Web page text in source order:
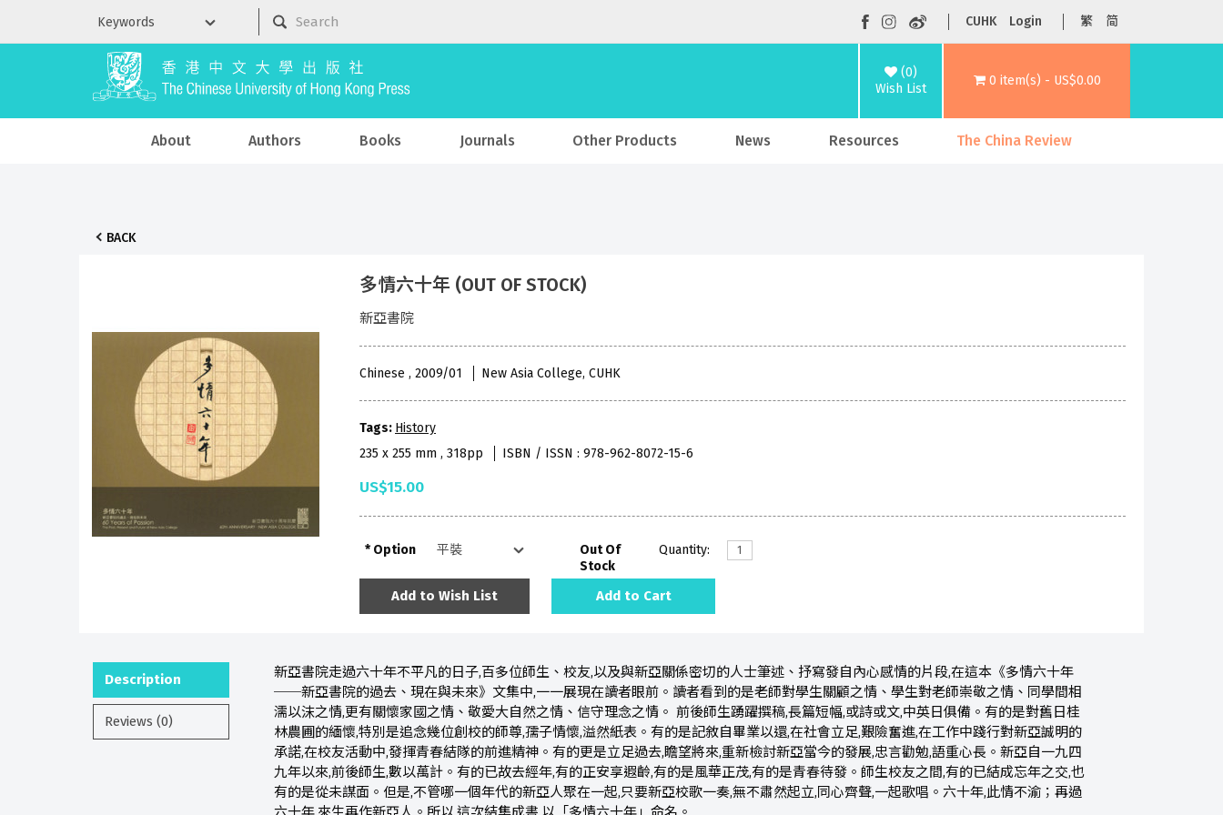
CUHK Login 繁 简
(0)
Wish List
0 item(s) - US$0.00
About Authors Books Journals Other Products News Resources The China Review
BACK
多情六十年 (OUT OF STOCK)
新亞書院
Chinese , 2009/01 New Asia College, CUHK
Tags: History
235 x 255 mm , 318pp
ISBN / ISSN : 978-962-8072-15-6
US$15.00
Option
Out Of
Stock
Quantity:
Add to Wish List Add to Cart
Description
Reviews (0)
新亞書院走過六十年不平凡的日子,百多位師生、校友,以及與新亞關係密切的人士筆述、抒寫發自內心感情的片段,在這本《多情六十年
──新亞書院的過去、現在與未來》文集中,一一展現在讀者眼前。讀者看到的是老師對學生關顧之情、學生對老師崇敬之情、同學間相
濡以沫之情,更有關懷家國之情、敬愛大自然之情、信守理念之情。 前後師生踴躍撰稿,長篇短幅,或詩或文,中英日俱備。有的是對舊日桂
林農圃的緬懷,特別是追念幾位創校的師尊,孺子情懷,溢然紙表。有的是記敘自畢業以還,在社會立足,艱險奮進,在工作中踐行對新亞誠明的
承諾,在校友活動中,發揮青春結隊的前進精神。有的更是立足過去,瞻望將來,重新檢討新亞當今的發展,忠言勸勉,語重心長。新亞自一九四
九年以來,前後師生,數以萬計。有的已故去經年,有的正安享遐齡,有的是風華正茂,有的是青春待發。師生校友之間,有的已結成忘年之交,也
有的是從未謀面。但是,不管哪一個年代的新亞人聚在一起,只要新亞校歌一奏,無不肅然起立,同心齊聲,一起歌唱。六十年,此情不渝；再過